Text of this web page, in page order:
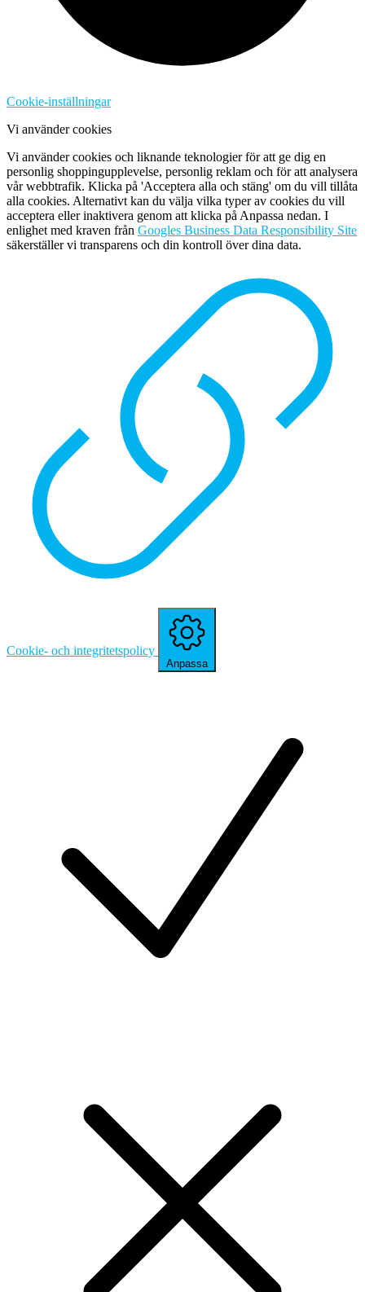
Cookie-inställningar
Vi använder cookies
Vi använder cookies och liknande teknologier för att ge dig en
personlig shoppingupplevelse, personlig reklam och för att analysera
vår webbtrafik. Klicka på 'Acceptera alla och stäng' om du vill tillåta
alla cookies. Alternativt kan du välja vilka typer av cookies du vill
acceptera eller inaktivera genom att klicka på Anpassa nedan. I
enlighet med kraven från Googles Business Data Responsibility Site
säkerställer vi transparens och din kontroll över dina data.
Cookie- och integritetspolicy
Anpassa